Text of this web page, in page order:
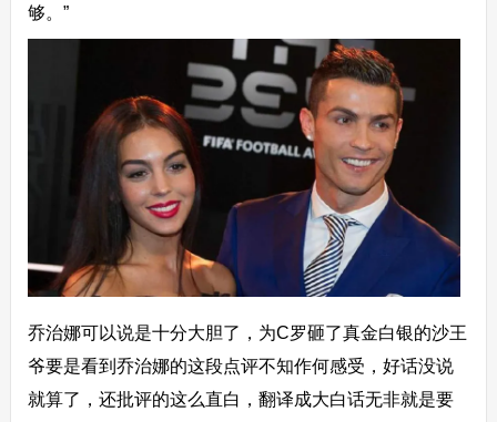
够。”
乔治娜可以说是十分大胆了，为C罗砸了真金白银的沙王
爷要是看到乔治娜的这段点评不知作何感受，好话没说
就算了，还批评的这么直白，翻译成大白话无非就是要